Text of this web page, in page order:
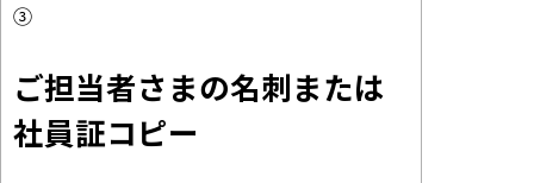
③
ご担当者さまの名刺または
社員証コピー